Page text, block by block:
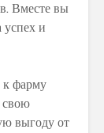
Вместе вы
и
к фарму
свою
выгоду от